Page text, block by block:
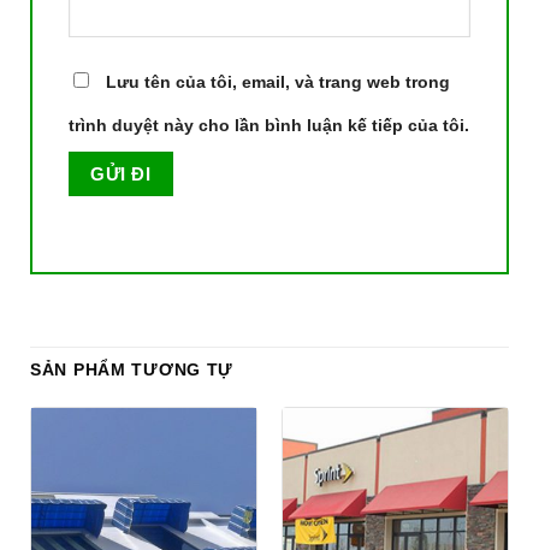
Lưu tên của tôi, email, và trang web trong
trình duyệt này cho lần bình luận kế tiếp của tôi.
SẢN PHẨM TƯƠNG TỰ